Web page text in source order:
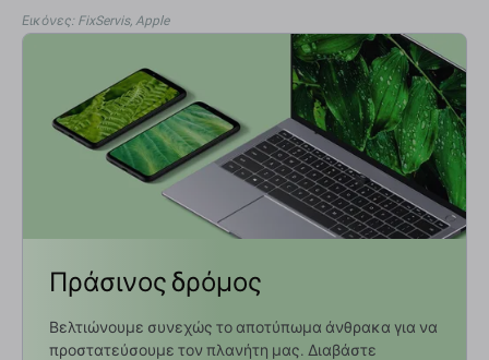
Εικόνες: FixServis, Apple
Πράσινος δρόμος
Βελτιώνουμε συνεχώς το αποτύπωμα άνθρακα για να
προστατεύσουμε τον πλανήτη μας. Διαβάστε